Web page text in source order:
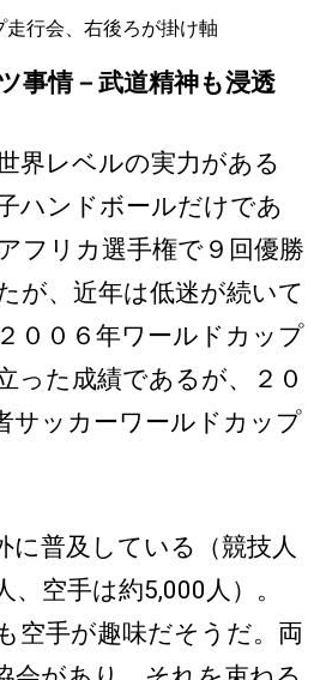
走行会、右後ろが掛け軸
事情－武道精神も浸透
界レベルの実力がある
ハンドボールだけであ
フリカ選手権で９回優勝
が、近年は低迷が続いて
００６年ワールドカップ
った成績であるが、２０
サッカーワールドカップ
普及している（競技人
、空手は約5,000人）。
空手が趣味だそうだ。両